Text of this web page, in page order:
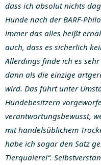
dass ich absolut nichts
Hunde nach der BARF-
immer das alles heißt
auch, dass es sicherlich
Allerdings finde ich es
dann als die einzige
wird. Das führt unter
Hundebesitzern
verantwortungsbewusst,
mit handelsüblichem
habe ich sogar den Satz
Tierquälerei“.